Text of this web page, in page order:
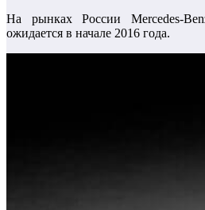
На рынках России Mercedes-
ожидается в начале 2016 года.